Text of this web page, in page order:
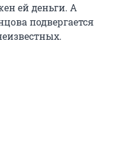
ей деньги. А
подвергается